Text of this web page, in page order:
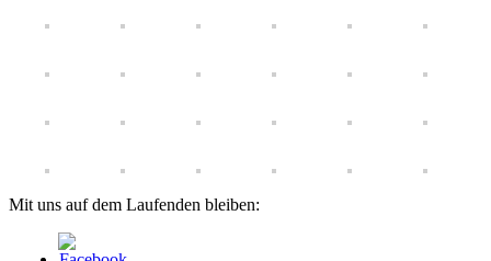
Mit uns auf dem Laufenden bleiben: